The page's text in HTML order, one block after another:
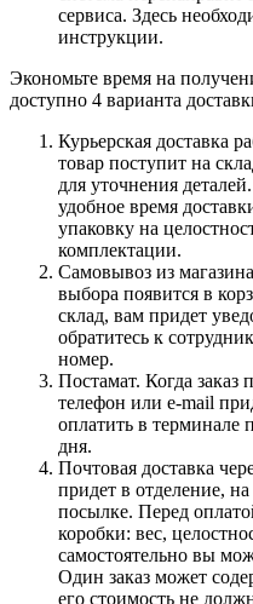
сервиса. Здесь
инструкции.
Экономьте время на
доступно 4 варианта
Курьерская доставка
товар поступит на
для уточнения
удобное время
упаковку на
комплектации.
Самовывоз из
выбора появится в
склад, вам придет
обратитесь к
номер.
Постамат. Когда заказ
телефон или e-mail
оплатить в терминале
дня.
Почтовая доставка
придет в отделение,
посылке. Перед
коробки: вес,
самостоятельно вы
Один заказ может
его стоимость не